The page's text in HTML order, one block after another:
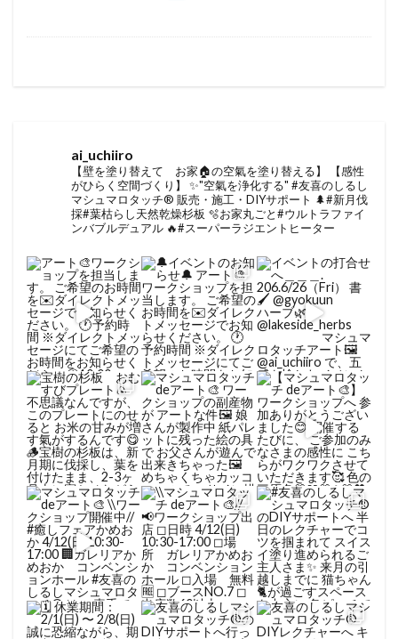
ai_uchiiro
【壁を塗り替えて お家🏠の空氣を塗り替える】
【感性
がひらく空間づくり】
✨"空氣を浄化する" #友喜のしるし
マシュマロタッチ®︎ 販売・施工・DIYサポート 🌲#新月伐
採#葉枯らし天然乾燥杉板 🫧お家丸ごと#ウルトラファイ
ンバブルデュアル 🔥#スーパーラジエントヒーター